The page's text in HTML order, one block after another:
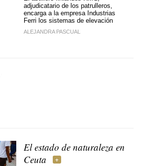
adjudicatario de los patrulleros,
encarga a la empresa Industrias
Ferri los sistemas de elevación
ALEJANDRA PASCUAL
El estado de naturaleza en
Ceuta